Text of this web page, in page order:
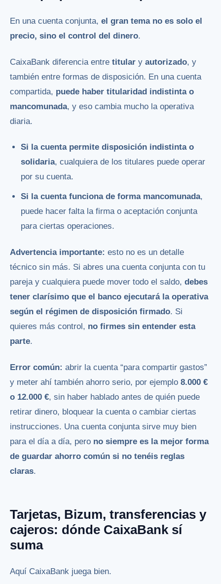
En una cuenta conjunta, el gran tema no es solo el
precio, sino el control del dinero.
CaixaBank diferencia entre titular y autorizado, y
también entre formas de disposición. En una cuenta
compartida, puede haber titularidad indistinta o
mancomunada, y eso cambia mucho la operativa
diaria.
Si la cuenta permite disposición indistinta o
solidaria, cualquiera de los titulares puede operar
por su cuenta.
Si la cuenta funciona de forma mancomunada,
puede hacer falta la firma o aceptación conjunta
para ciertas operaciones.
Advertencia importante: esto no es un detalle
técnico sin más. Si abres una cuenta conjunta con tu
pareja y cualquiera puede mover todo el saldo, debes
tener clarísimo que el banco ejecutará la operativa
según el régimen de disposición firmado. Si
quieres más control, no firmes sin entender esta
parte.
Error común: abrir la cuenta “para compartir gastos”
y meter ahí también ahorro serio, por ejemplo 8.000 €
o 12.000 €, sin haber hablado antes de quién puede
retirar dinero, bloquear la cuenta o cambiar ciertas
instrucciones. Una cuenta conjunta sirve muy bien
para el día a día, pero no siempre es la mejor forma
de guardar ahorro común si no tenéis reglas
claras.
Tarjetas, Bizum, transferencias y
cajeros: dónde CaixaBank sí
suma
Aquí CaixaBank juega bien.